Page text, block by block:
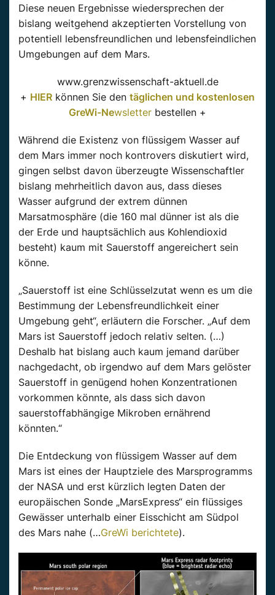
Diese neuen Ergebnisse wiedersprechen der
bislang weitgehend akzeptierten Vorstellung von
potentiell lebensfreundlichen und lebensfeindlichen
Umgebungen auf dem Mars.
www.grenzwissenschaft-aktuell.de
+ HIER können Sie den täglichen und kostenlosen
GreWi-Newsletter bestellen +
Während die Existenz von flüssigem Wasser auf
dem Mars immer noch kontrovers diskutiert wird,
gingen selbst davon überzeugte Wissenschaftler
bislang mehrheitlich davon aus, dass dieses
Wasser aufgrund der extrem dünnen
Marsatmosphäre (die 160 mal dünner ist als die
der Erde und hauptsächlich aus Kohlendioxid
besteht) kaum mit Sauerstoff angereichert sein
könne.
„Sauerstoff ist eine Schlüsselzutat wenn es um die
Bestimmung der Lebensfreundlichkeit einer
Umgebung geht“, erläutern die Forscher. „Auf dem
Mars ist Sauerstoff jedoch relativ selten. (…)
Deshalb hat bislang auch kaum jemand darüber
nachgedacht, ob irgendwo auf dem Mars gelöster
Sauerstoff in genügend hohen Konzentrationen
vorkommen könnte, als dass sich davon
sauerstoffabhängige Mikroben ernährend
könnten.“
Die Entdeckung von flüssigem Wasser auf dem
Mars ist eines der Hauptziele des Marsprogramms
der NASA und erst kürzlich legten Daten der
europäischen Sonde „MarsExpress“ ein flüssiges
Gewässer unterhalb einer Eisschicht am Südpol
des Mars nahe (…GreWi berichtete).